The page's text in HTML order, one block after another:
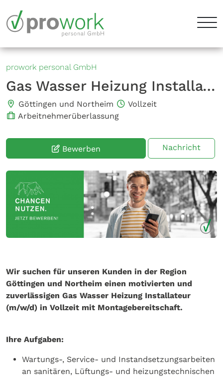
prowork personal GmbH
Gas Wasser Heizung Installateur (m/w/d)
Göttingen und Northeim
Vollzeit
Arbeitnehmerüberlassung
Bewerben Nachricht
Wir suchen für unseren Kunden in der Region
Göttingen und Northeim einen motivierten und
zuverlässigen Gas Wasser Heizung Installateur
(m/w/d) in Vollzeit mit Montagebereitschaft.
Ihre Aufgaben:
Wartungs-, Service- und Instandsetzungsarbeiten
an sanitären, Lüftungs- und heizungstechnischen